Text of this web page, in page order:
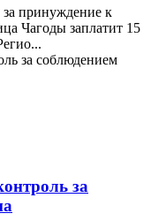
за принуждение к
Чагоды заплатит 15
за